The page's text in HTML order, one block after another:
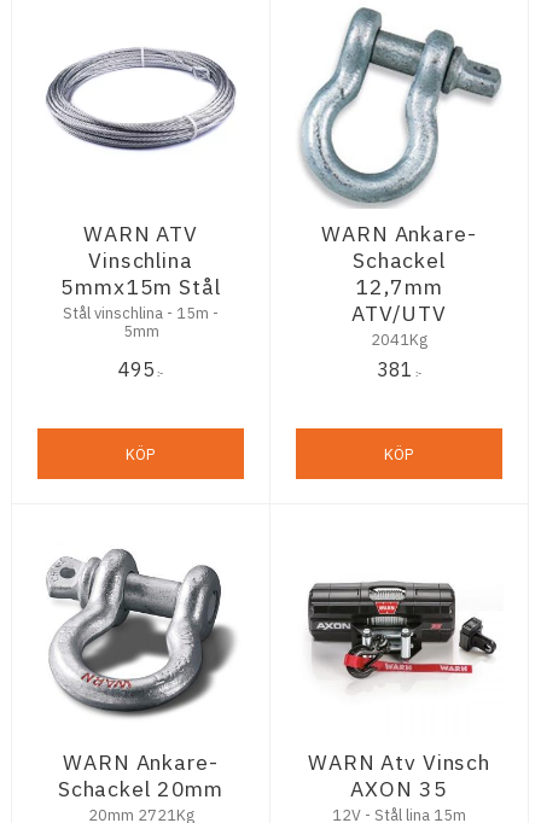
WARN ATV
Vinschlina
5mmx15m Stål
Stål vinschlina - 15m -
5mm
495 :-
KÖP
WARN Ankare-
Schackel
12,7mm
ATV/UTV
2041Kg
381 :-
KÖP
WARN Ankare-
Schackel 20mm
20mm 2721Kg
WARN Atv Vinsch
AXON 35
12V - Stål lina 15m